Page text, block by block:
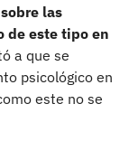
las
de este tipo en
a que se
psicológico en
este no se